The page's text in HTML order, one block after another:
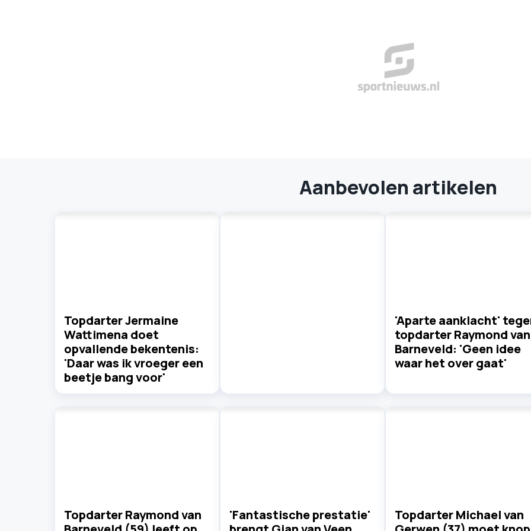
Aanbevolen artikelen
Topdarter Jermaine
Wattimena doet
opvallende bekentenis:
'Daar was ik vroeger een
beetje bang voor'
'Aparte aanklacht'
topdarter Raymond van
Barneveld: 'Geen idee
waar het over gaat'
Topdarter Raymond van
'Fantastische prestatie'
Topdarter Michael van